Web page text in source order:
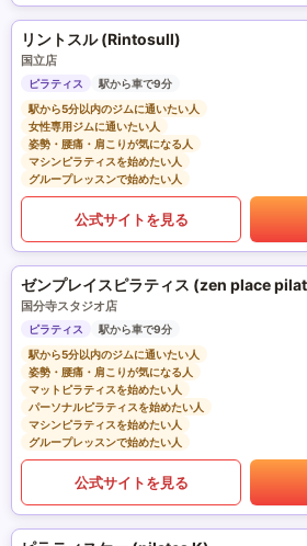
リントスル (Rintosull)
国立店
ピラティス
駅から車で9分
駅から5分以内のジムに通いたい人
女性専用ジムに通いたい人
姿勢・腰痛・肩こりが気になる人
マシンピラティスを始めたい人
グループレッスンで始めたい人
公式サイトを見る
ゼンプレイスピラティス (zen place
国分寺スタジオ店
ピラティス
駅から車で9分
駅から5分以内のジムに通いたい人
姿勢・腰痛・肩こりが気になる人
マットピラティスを始めたい人
パーソナルピラティスを始めたい人
マシンピラティスを始めたい人
グループレッスンで始めたい人
公式サイトを見る